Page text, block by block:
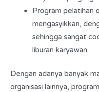
Program pelatihan
mengasyikkan,
sehingga sangat
liburan karyawan.
Dengan adanya banyak
organisasi lainnya,